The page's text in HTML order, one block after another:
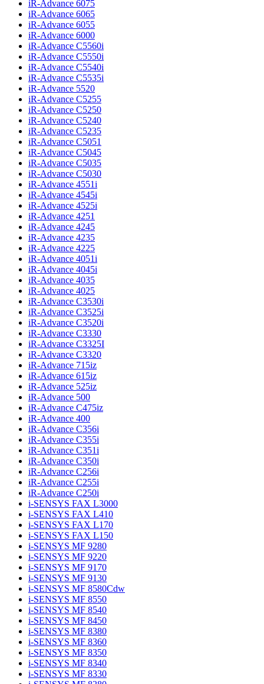
iR-Advance 6075
iR-Advance 6065
iR-Advance 6055
iR-Advance 6000
iR-Advance C5560i
iR-Advance C5550i
iR-Advance C5540i
iR-Advance C5535i
iR-Advance 5520
iR-Advance C5255
iR-Advance C5250
iR-Advance C5240
iR-Advance C5235
iR-Advance C5051
iR-Advance C5045
iR-Advance C5035
iR-Advance C5030
iR-Advance 4551i
iR-Advance 4545i
iR-Advance 4525i
iR-Advance 4251
iR-Advance 4245
iR-Advance 4235
iR-Advance 4225
iR-Advance 4051i
iR-Advance 4045i
iR-Advance 4035
iR-Advance 4025
iR-Advance C3530i
iR-Advance C3525i
iR-Advance C3520i
iR-Advance C3330
iR-Advance C3325I
iR-Advance C3320
iR-Advance 715iz
iR-Advance 615iz
iR-Advance 525iz
iR-Advance 500
iR-Advance C475iz
iR-Advance 400
iR-Advance C356i
iR-Advance C355i
iR-Advance C351i
iR-Advance C350i
iR-Advance C256i
iR-Advance C255i
iR-Advance C250i
i-SENSYS FAX L3000
i-SENSYS FAX L410
i-SENSYS FAX L170
i-SENSYS FAX L150
i-SENSYS MF 9280
i-SENSYS MF 9220
i-SENSYS MF 9170
i-SENSYS MF 9130
i-SENSYS MF 8580Cdw
i-SENSYS MF 8550
i-SENSYS MF 8540
i-SENSYS MF 8450
i-SENSYS MF 8380
i-SENSYS MF 8360
i-SENSYS MF 8350
i-SENSYS MF 8340
i-SENSYS MF 8330